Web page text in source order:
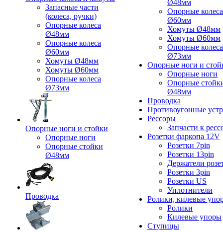
Запасные части
(колеса, ручки)
Опорные колеса
Ø48мм
Опорные колеса
Ø60мм
Хомуты Ø48мм
Хомуты Ø60мм
Опорные колеса
Ø73мм
Опорные ноги и стойки
Опорные ноги
Опорные стойки
Ø48мм
Проводка
Ø48мм
Опорные колеса
Ø60мм
Хомуты Ø48мм
Хомуты Ø60мм
Опорные колеса
Ø73мм
Опорные ноги и
Опорные ноги
Опорные
Ø48мм
Проводка
Противоугонные
Рессоры
Запчасти к
Розетки фаркопа 12V
Розетки 7pin
Розетки 13pin
Держатели
Розетки 3pin
Розетки US
Уплотнители
Ролики, килевые
Ролики
Килевые упоры
Ступицы